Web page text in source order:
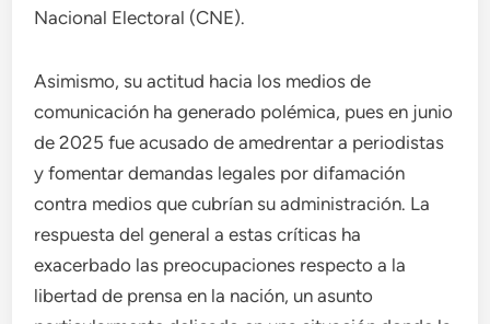
Nacional Electoral (CNE).
Asimismo, su actitud hacia los medios de
comunicación ha generado polémica, pues en junio
de 2025 fue acusado de amedrentar a periodistas
y fomentar demandas legales por difamación
contra medios que cubrían su administración. La
respuesta del general a estas críticas ha
exacerbado las preocupaciones respecto a la
libertad de prensa en la nación, un asunto